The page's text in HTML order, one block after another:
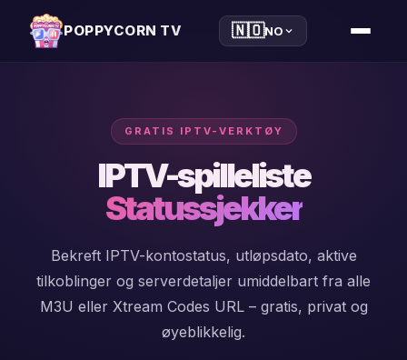
POPPYCORN TV 🇳🇴NO
GRATIS IPTV-VERKTØY
iptv
player
xtream
player
m3u
player
IPTV-spilleliste
Statussjekker
Bekreft IPTV-kontostatus, utløpsdato, aktive
tilkoblinger og serverdetaljer umiddelbart fra alle
M3U eller Xtream Codes URL – gratis, privat og
øyeblikkelig.